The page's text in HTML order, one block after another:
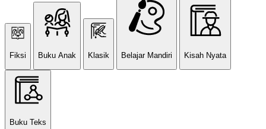
Fiksi Buku Anak Klasik Belajar Mandiri Kisah Nyata
Buku Teks